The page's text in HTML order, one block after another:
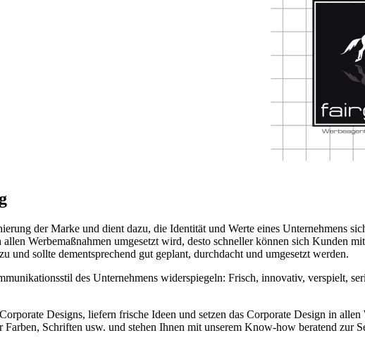
der Marke und dient dazu, die Identität und Werte eines Unternehmens
Werbemaßnahmen umgesetzt wird, desto schneller können sich Kunden
und sollte dementsprechend gut geplant, durchdacht und umgesetzt werden.
des Unternehmens widerspiegeln: Frisch, innovativ, verspielt,
Designs, liefern frische Ideen und setzen das Corporate Design in
Schriften usw. und stehen Ihnen mit unserem Know-how beratend zur